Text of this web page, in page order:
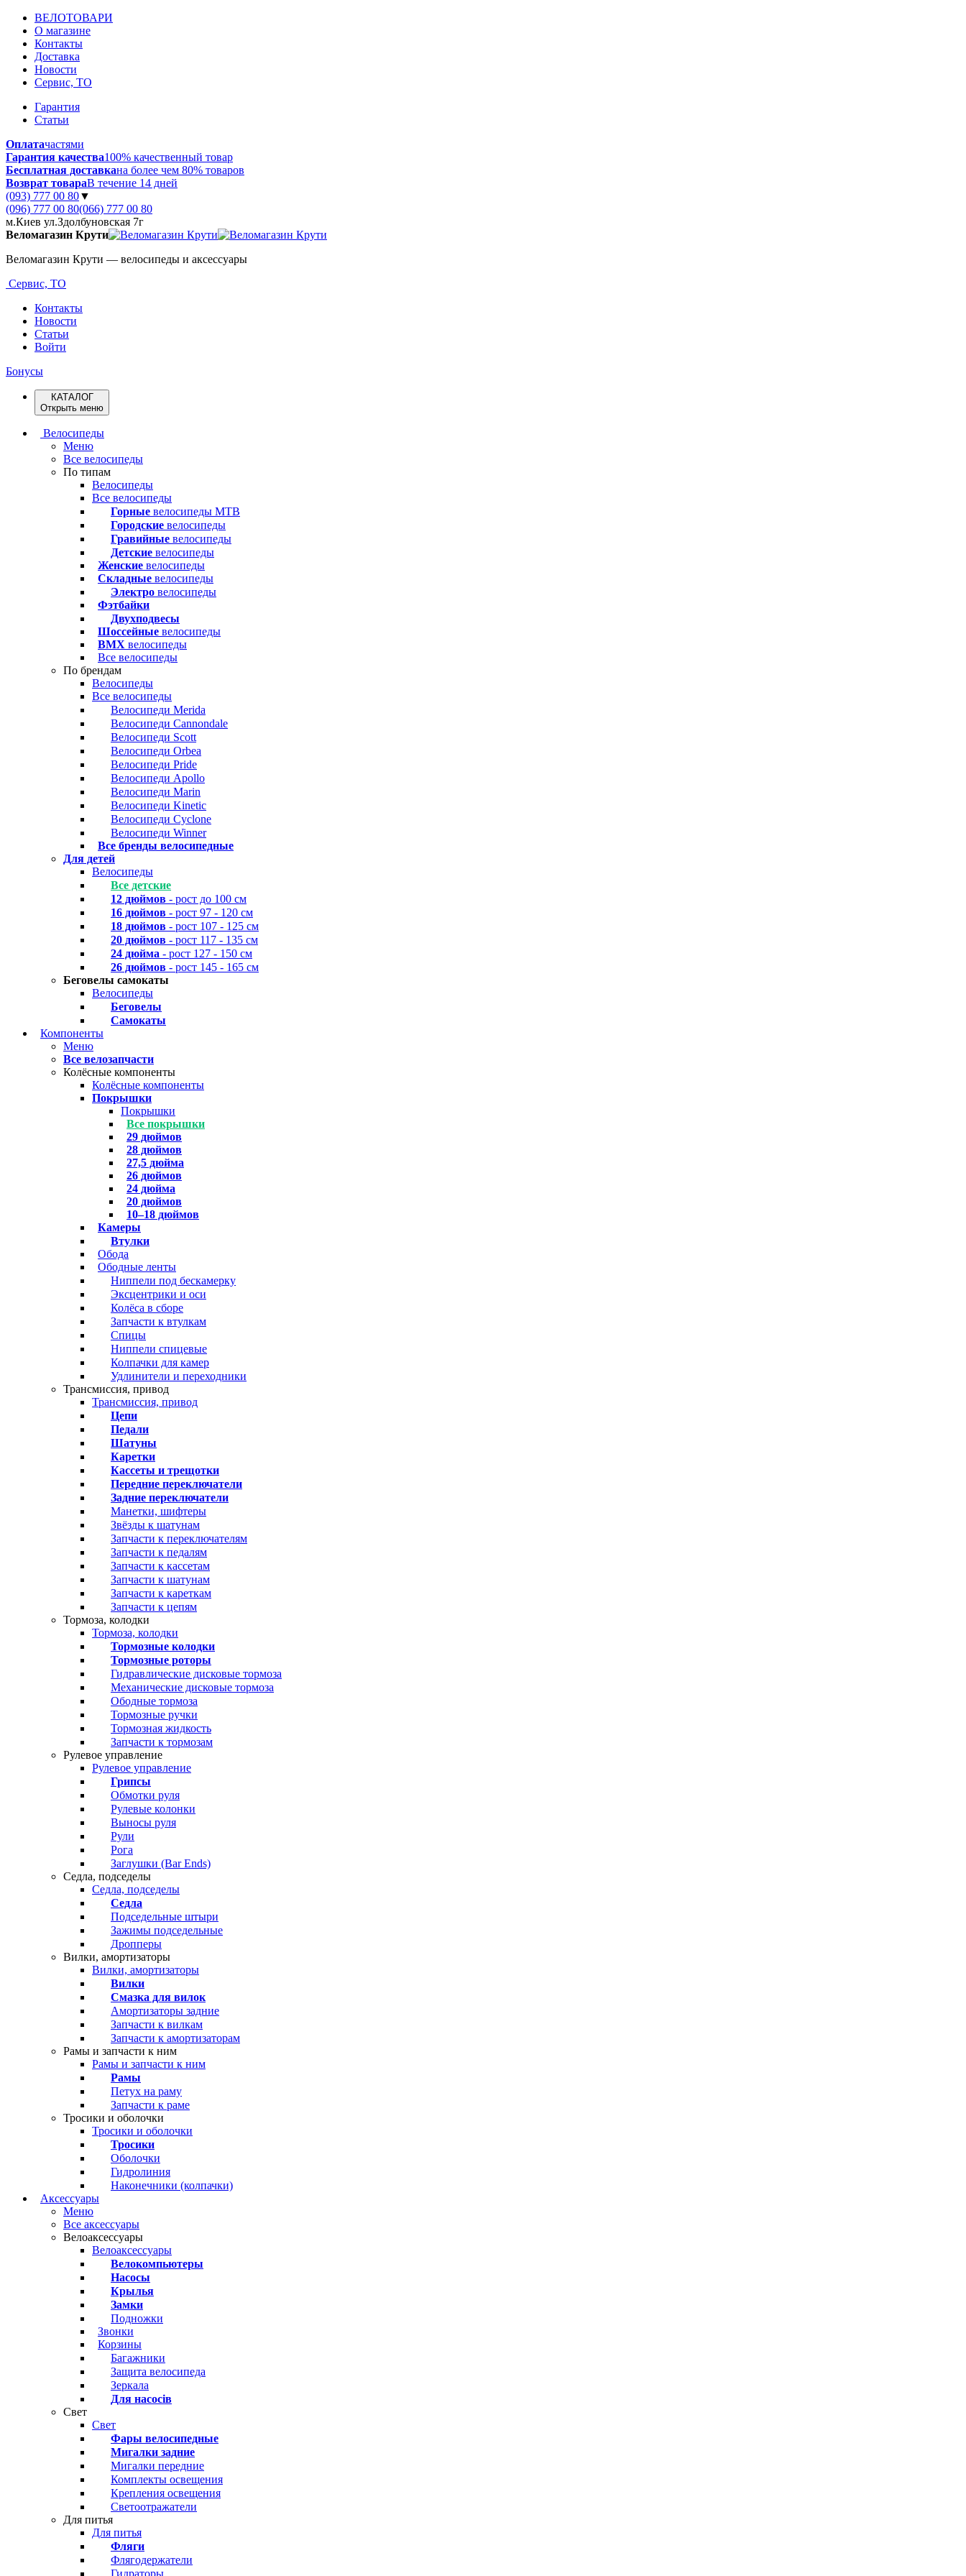
ВЕЛОТОВАРИ
О магазине
Контакты
Доставка
Новости
Сервис, ТО
Гарантия
Статьи
Оплатачастями
Гарантия качества100% качественный товар
Бесплатная доставкана более чем 80% товаров
Возврат товараВ течение 14 дней
(093) 777 00 80▼
(096) 777 00 80(066) 777 00 80
м.Киев ул.Здолбуновская 7г
Веломагазин Крути
Веломагазин Крути — велосипеды и аксессуары
Сервис, ТО
Контакты
Новости
Статьи
Войти
Бонусы
КАТАЛОГ
Открыть меню
Велосипеды
Меню
Все велосипеды
По типам
Велосипеды
Все велосипеды
Горные велосипеды MTB
Городские велосипеды
Гравийные велосипеды
Детские велосипеды
Женские велосипеды
Складные велосипеды
Электро велосипеды
Фэтбайки
Двухподвесы
Шоссейные велосипеды
BMX велосипеды
Все велосипеды
По брендам
Велосипеды
Все велосипеды
Велосипеди Merida
Велосипеди Cannondale
Велосипеди Scott
Велосипеди Orbea
Велосипеди Pride
Велосипеди Apollo
Велосипеди Marin
Велосипеди Kinetic
Велосипеди Cyclone
Велосипеди Winner
Все бренды велосипедные
Для детей
Велосипеды
Все детские
12 дюймов - рост до 100 см
16 дюймов - рост 97 - 120 см
18 дюймов - рост 107 - 125 см
20 дюймов - рост 117 - 135 см
24 дюйма - рост 127 - 150 см
26 дюймов - рост 145 - 165 см
Беговелы самокаты
Велосипеды
Беговелы
Самокаты
Компоненты
Меню
Все велозапчасти
Колёсные компоненты
Колёсные компоненты
Покрышки
Покрышки
Все покрышки
29 дюймов
28 дюймов
27,5 дюйма
26 дюймов
24 дюйма
20 дюймов
10–18 дюймов
Камеры
Втулки
Обода
Ободные ленты
Ниппели под бескамерку
Эксцентрики и оси
Колёса в сборе
Запчасти к втулкам
Спицы
Ниппели спицевые
Колпачки для камер
Удлинители и переходники
Трансмиссия, привод
Трансмиссия, привод
Цепи
Педали
Шатуны
Каретки
Кассеты и трещотки
Передние переключатели
Задние переключатели
Манетки, шифтеры
Звёзды к шатунам
Запчасти к переключателям
Запчасти к педалям
Запчасти к кассетам
Запчасти к шатунам
Запчасти к кареткам
Запчасти к цепям
Тормоза, колодки
Тормоза, колодки
Тормозные колодки
Тормозные роторы
Гидравлические дисковые тормоза
Механические дисковые тормоза
Ободные тормоза
Тормозные ручки
Тормозная жидкость
Запчасти к тормозам
Рулевое управление
Рулевое управление
Грипсы
Обмотки руля
Рулевые колонки
Выносы руля
Рули
Рога
Заглушки (Bar Ends)
Седла, подседелы
Седла, подседелы
Седла
Подседельные штыри
Зажимы подседельные
Дропперы
Вилки, амортизаторы
Вилки, амортизаторы
Вилки
Смазка для вилок
Амортизаторы задние
Запчасти к вилкам
Запчасти к амортизаторам
Рамы и запчасти к ним
Рамы и запчасти к ним
Рамы
Петух на раму
Запчасти к раме
Тросики и оболочки
Тросики и оболочки
Тросики
Оболочки
Гидролиния
Наконечники (колпачки)
Аксессуары
Меню
Все аксессуары
Велоаксессуары
Велоаксессуары
Велокомпьютеры
Насосы
Крылья
Замки
Подножки
Звонки
Корзины
Багажники
Защита велосипеда
Зеркала
Для насосів
Свет
Свет
Фары велосипедные
Мигалки задние
Мигалки передние
Комплекты освещения
Крепления освещения
Светоотражатели
Для питья
Для питья
Фляги
Флягодержатели
Гидраторы